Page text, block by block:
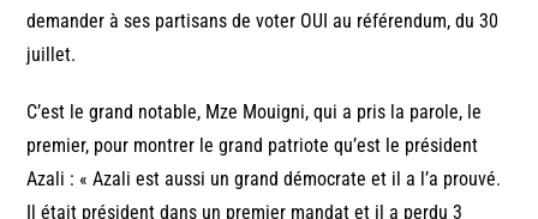
demander à ses partisans de voter OUI au référendum, du 30
juillet.
C’est le grand notable, Mze Mouigni, qui a pris la parole, le
premier, pour montrer le grand patriote qu’est le président
Azali : « Azali est aussi un grand démocrate et il a l’a prouvé.
Il était président dans un premier mandat et il a perdu 3